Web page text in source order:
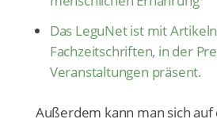
Das LeguNet ist mit
Fachzeitschriften, in der
Veranstaltungen präsent.
Außerdem kann man sich